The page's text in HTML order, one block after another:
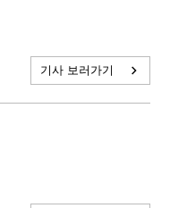
기사 보러가기